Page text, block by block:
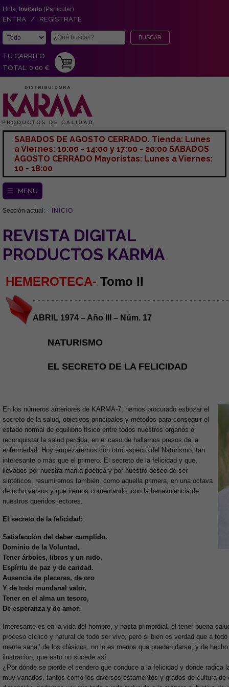
Hola, Invitado (Particular)
ENTRA / REGÍSTRATE
TU CARRITO
TOTAL: 0,00 €
SABADOS DE AGOSTO CERRADO. Tienda: Lunes
a Viernes: 10:00 - 14:00 y 17:00 - 20:00 SABADOS
AGOSTO CERRADO Mayoristas: Lunes a Viernes:
10 - 18:00
☰ MENU
Sección actual: INICIO
REVISTA DIGITAL
PRODUCTOS KARMA
HEMEROTECA- Tomo II
- - - - - - - - - - - - - - - - - - - - - - - - - - - - - - - - - - - - - - - - - -
ABRIL 1974 – Año III – Núm. 17
NATURISMO
EL SECRETO DE LA FELICIDAD
En los números anteriores de KARMA-7, hemos procurado esbozar el
secreto de la salud, objetivos principales y métodos para conseguir el
estado normal de equilibrio físico entre todos nuestros órganos o
reconquistar la salud perdida, en el caso de hallarnos presos de la
enfermedad. Hoy empezaremos con otro aspecto del Naturismo, tan
interesante o más que el primero. El secreto de la felicidad y que,
llevados por nuestra manía poética y por nuestro deseo de ser
sintéticos, resumiremos también, como aquella primera, en una octava
de ocho versos y que iremos comentando, con la benevolencia de
nuestros queridos lectores.
El secreto de la felicidad:
Satisfacción del deber cumplido.
Dominio de la Voluntad,
Tener árboles, libros y un nido,
Espíritu de paz y de caridad.
Ausencia de placeres, de oro
Y de todo mundanal valor,
Tener en el alma un tesoro,
De esperanza y de amor.
Interesante es en la vida del hombre, y hasta primordial, el tener buena
proceso cíclico y natural de todo ser vivo, pero si bien es verdad que a
mente sana’’ de los clásicos, no lo es menos que pueden darse, y de
ilustración, que esto no sucede así.
¿Por dónde se pierde el sendero que conduce a la felicidad y dónde
muy variados, tantos como los diversos estamentos y grados de cultura